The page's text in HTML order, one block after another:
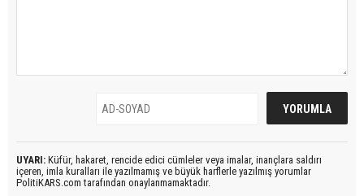
UYARI: Küfür, hakaret, rencide edici cümleler veya imalar, inançlara saldırı
içeren, imla kuralları ile yazılmamış ve büyük harflerle yazılmış yorumlar
PolitiKARS.com tarafından onaylanmamaktadır.